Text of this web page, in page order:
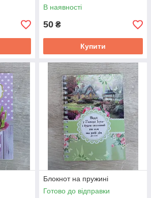
В наявності
50 ₴
Купити
Блокнот на пружині
Готово до відправки